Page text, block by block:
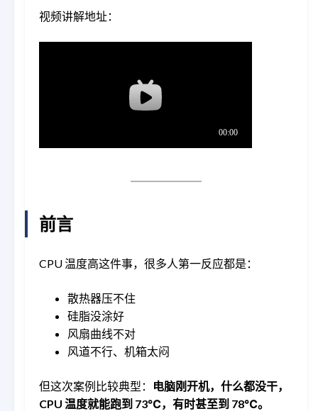
视频讲解地址：
前言
CPU 温度高这件事，很多人第一反应都是：
散热器压不住
硅脂没涂好
风扇曲线不对
风道不行、机箱太闷
但这次案例比较典型：
电脑刚开机，什么都没干，
CPU 温度就能跑到 73℃，有时甚至到 78℃。